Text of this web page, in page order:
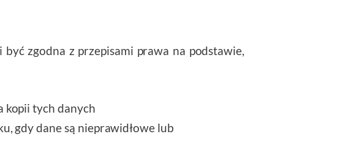
zgodna z przepisami prawa na podstawie,
kopii tych danych
gdy dane są nieprawidłowe lub